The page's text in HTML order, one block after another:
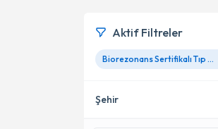
Aktif Filtreler
Biorezonans Sertifikalı Tıp Doktoru
Şehir